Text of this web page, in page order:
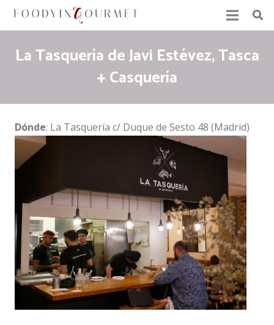
La Tasquería de Javi Estévez, Tasca
+ Casquería
Dónde: La Tasquería c/ Duque de Sesto 48 (Madrid)